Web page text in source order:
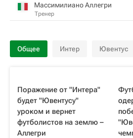
Массимилиано Аллегри
Тренер
Общее Интер Ювентус
Поражение от "Интера"
будет "Ювентусу"
уроком и вернет
футболистов на землю –
Аллегри